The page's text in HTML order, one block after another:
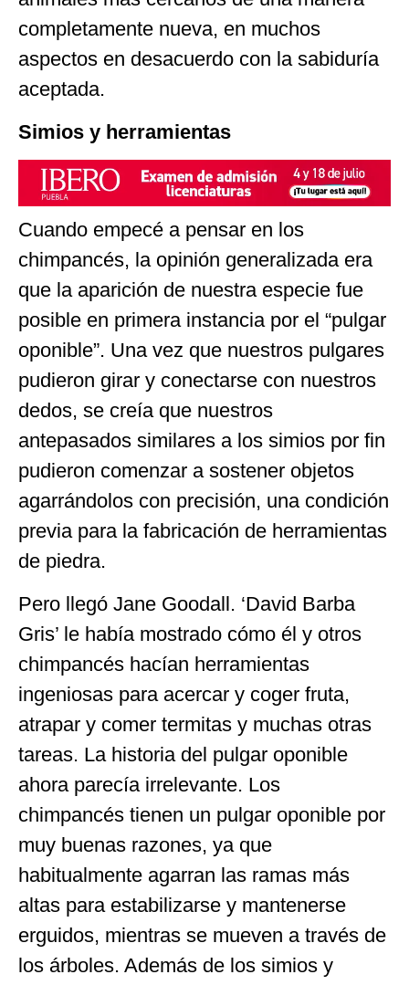
completamente nueva, en muchos
aspectos en desacuerdo con la sabiduría
aceptada.
Simios y herramientas
Cuando empecé a pensar en los
chimpancés, la opinión generalizada era
que la aparición de nuestra especie fue
posible en primera instancia por el “pulgar
oponible”. Una vez que nuestros pulgares
pudieron girar y conectarse con nuestros
dedos, se creía que nuestros
antepasados similares a los simios por fin
pudieron comenzar a sostener objetos
agarrándolos con precisión, una condición
previa para la fabricación de herramientas
de piedra.
Pero llegó Jane Goodall. ‘David Barba
Gris’ le había mostrado cómo él y otros
chimpancés hacían herramientas
ingeniosas para acercar y coger fruta,
atrapar y comer termitas y muchas otras
tareas. La historia del pulgar oponible
ahora parecía irrelevante. Los
chimpancés tienen un pulgar oponible por
muy buenas razones, ya que
habitualmente agarran las ramas más
altas para estabilizarse y mantenerse
erguidos, mientras se mueven a través de
los árboles. Además de los simios y